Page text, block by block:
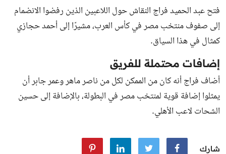
فتح عبد الحميد فراج النقاش حول اللاعبين الذين رفضوا الانضمام
إلى صفوف منتخب مصر في كأس العرب، مشيرًا إلى أحمد حجازي
كمثال في هذا السياق.
إضافات محتملة للفريق
أضاف فراج أنه كان من الممكن لكل من ناصر ماهر وعمر جابر أن
يمثلوا إضافة قوية لمنتخب مصر في البطولة، بالإضافة إلى حسين
الشحات لاعب الأهلي.
شارك